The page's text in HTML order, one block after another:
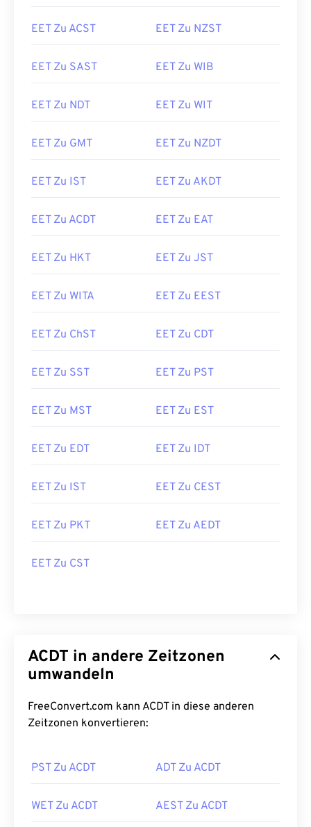
EET Zu ACST EET Zu NZST
EET Zu SAST EET Zu WIB
EET Zu NDT EET Zu WIT
EET Zu GMT EET Zu NZDT
EET Zu IST EET Zu AKDT
EET Zu ACDT EET Zu EAT
EET Zu HKT EET Zu JST
EET Zu WITA EET Zu EEST
EET Zu ChST EET Zu CDT
EET Zu SST EET Zu PST
EET Zu MST EET Zu EST
EET Zu EDT EET Zu IDT
EET Zu IST EET Zu CEST
EET Zu PKT EET Zu AEDT
EET Zu CST
ACDT in andere Zeitzonen
umwandeln
FreeConvert.com kann ACDT in diese anderen
Zeitzonen konvertieren:
PST Zu ACDT ADT Zu ACDT
WET Zu ACDT AEST Zu ACDT